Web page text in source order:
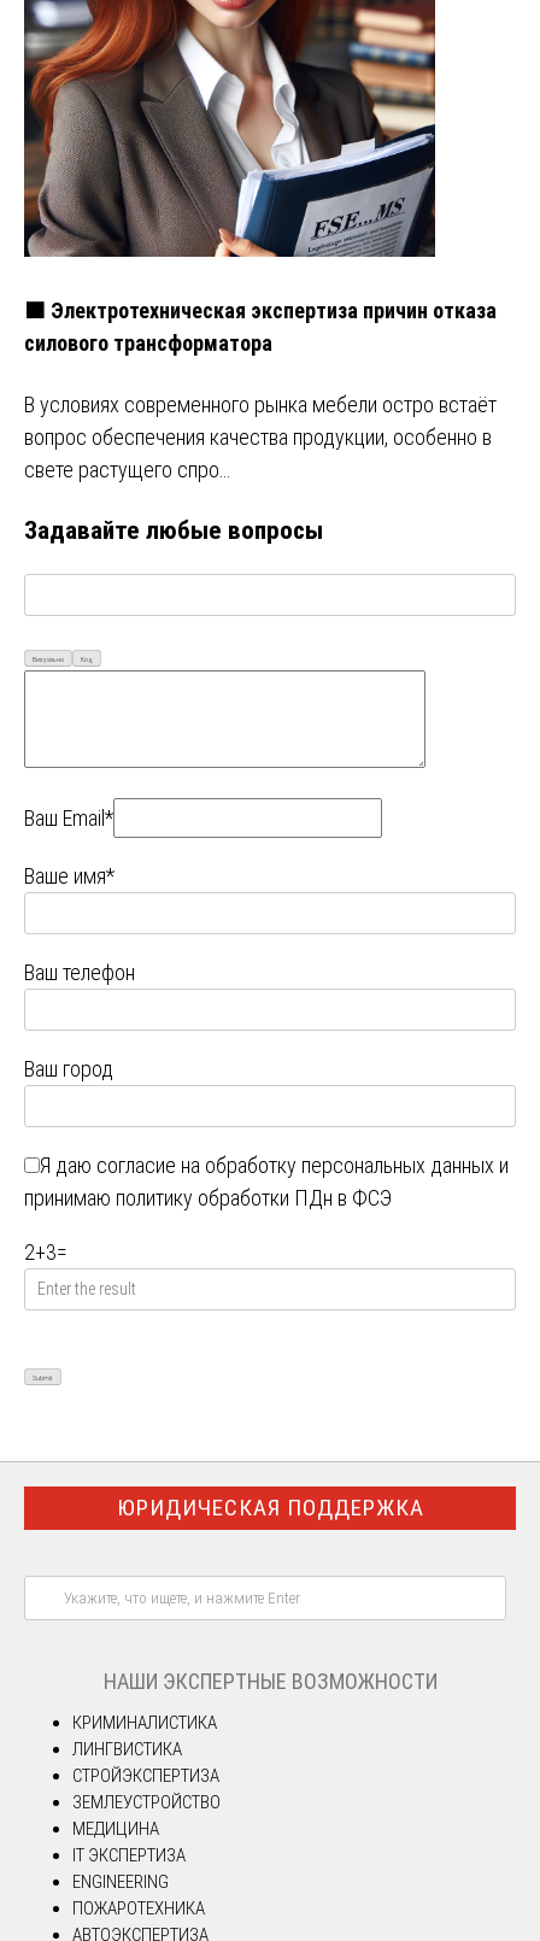
🟧 Электротехническая экспертиза причин отказа
силового трансформатора
В условиях современного рынка мебели остро встаёт
вопрос обеспечения качества продукции, особенно в
свете растущего спро…
Задавайте любые вопросы
Визуально Код
Ваш Email*
Ваше имя*
Ваш телефон
Ваш город
Я даю согласие на обработку персональных данных и
принимаю политику обработки ПДн в ФСЭ
2+3=
ЮРИДИЧЕСКАЯ ПОДДЕРЖКА
НАШИ ЭКСПЕРТНЫЕ ВОЗМОЖНОСТИ
КРИМИНАЛИСТИКА
ЛИНГВИСТИКА
СТРОЙЭКСПЕРТИЗА
ЗЕМЛЕУСТРОЙСТВО
МЕДИЦИНА
IT ЭКСПЕРТИЗА
ENGINEERING
ПОЖАРОТЕХНИКА
АВТОЭКСПЕРТИЗА